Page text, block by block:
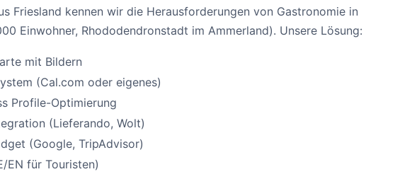
Friesland kennen wir die Herausforderungen von Gastronomie in
Einwohner, Rhododendronstadt im Ammerland). Unsere Lösung:
mit Bildern
(Cal.com oder eigenes)
Profile-Optimierung
(Lieferando, Wolt)
(Google, TripAdvisor)
EN für Touristen)